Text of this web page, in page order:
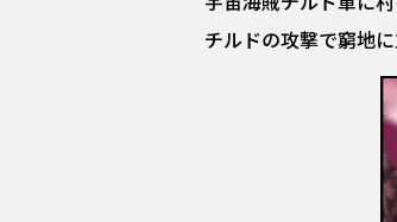
チルドの攻撃で窮地